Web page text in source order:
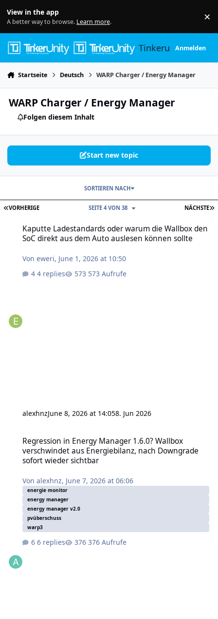
View in the app
A better way to browse. Learn more. ×
TinkerunityAnmelden
Startseite Deutsch WARP Charger / Energy Manager
WARP Charger / Energy Manager
Folgen diesem Inhalt
Start new topic
ERSTE SEITE
VORHERIGE NÄCHSTE
SEITE 4 VON 38
SORTIEREN NACH
Kaputte Ladestandards oder warum die Wallbox den
SoC direkt aus dem Auto auslesen können sollte
Voneweri, June 1, 2026 at 10:50
4 replies
573 Aufrufe
alexhnzJune 8, 2026 at 14:058. Jun 2026
Regression in Energy Manager 1.6.0? Wallbox
verschwindet aus Energiebilanz, nach Downgrade
sofort wieder sichtbar
Vonalexhnz, June 7, 2026 at 06:06
energie monitor
energy manager
energy manager v2.0
pvüberschuss
warp3
6 replies 376 Aufrufe